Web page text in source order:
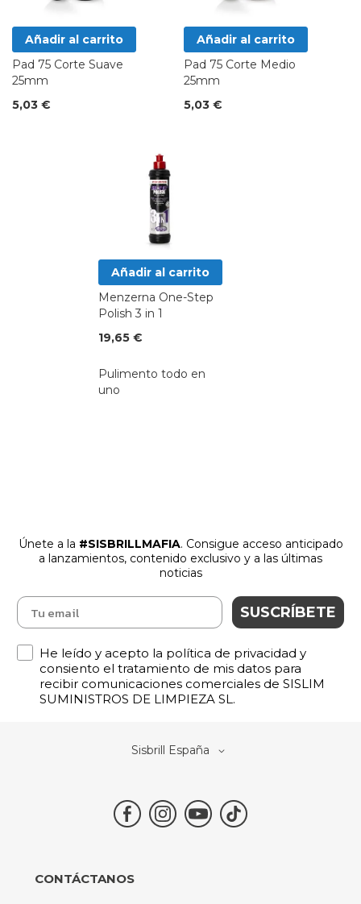
Añadir al carrito
Pad 75 Corte Suave
25mm
5,03 €
Añadir al carrito
Pad 75 Corte Medio
25mm
5,03 €
Añadir al carrito
Menzerna One-Step
Polish 3 in 1
19,65 €
Pulimento todo en
uno
Únete a la #SISBRILLMAFIA. Consigue acceso anticipado
a lanzamientos, contenido exclusivo y a las últimas
noticias
SUSCRÍBETE
Política de Privacidad
He leído y acepto la política de privacidad y
consiento el tratamiento de mis datos para
recibir comunicaciones comerciales de SISLIM
SUMINISTROS DE LIMPIEZA SL.
Select
Sisbrill España
CONTÁCTANOS